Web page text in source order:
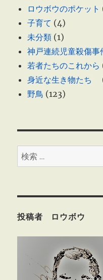
ロウボウのポケット
子育て (4)
未分類 (1)
神戸連続児童殺傷事
若者たちのこれから
身近な生き物たち
野鳥 (123)
検
索:
投稿者 ロウボウ